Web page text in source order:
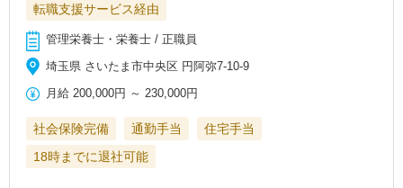
転職支援サービス経由
管理栄養士・栄養士 / 正職員
埼玉県 さいたま市中央区 円阿弥7-10-9
月給 200,000円 ～ 230,000円
社会保険完備 通勤手当
住宅手当
18時までに退社可能